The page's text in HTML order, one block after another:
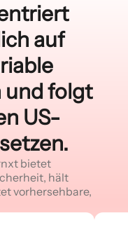
auf
und folgt
US-
bietet
hält
vorhersehbare,